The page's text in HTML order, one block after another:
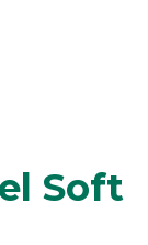
Soft